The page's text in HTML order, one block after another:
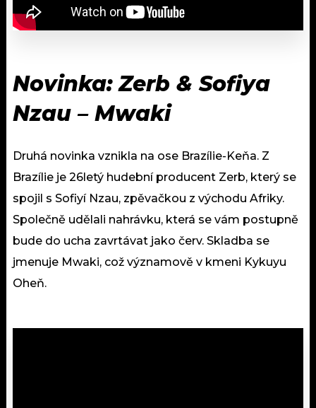
Novinka: Zerb & Sofiya
Nzau – Mwaki
Druhá novinka vznikla na ose Brazílie-Keňa. Z
Brazílie je 26letý hudební producent Zerb, který se
spojil s Sofiyí Nzau, zpěvačkou z východu Afriky.
Společně udělali nahrávku, která se vám postupně
bude do ucha zavrtávat jako červ. Skladba se
jmenuje Mwaki, což významově v kmeni Kykuyu
Oheň.